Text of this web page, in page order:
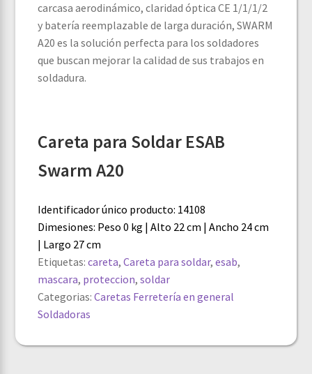
carcasa aerodinámico, claridad óptica CE 1/1/1/2
y batería reemplazable de larga duración, SWARM
A20 es la solución perfecta para los soldadores
que buscan mejorar la calidad de sus trabajos en
soldadura.
Careta para Soldar ESAB
Swarm A20
Identificador único producto: 14108
Dimesiones: Peso 0 kg | Alto 22 cm | Ancho 24 cm
| Largo 27 cm
Etiquetas:careta,Careta para soldar,esab,
mascara, proteccion,soldar
Categorias:Caretas Ferretería en general
Soldadoras